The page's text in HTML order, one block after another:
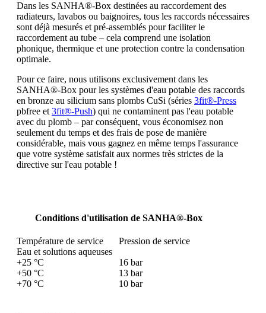
Dans les SANHA®-Box destinées au raccordement des
radiateurs, lavabos ou baignoires, tous les raccords nécessaires
sont déjà mesurés et pré-assemblés pour faciliter le
raccordement au tube – cela comprend une isolation
phonique, thermique et une protection contre la condensation
optimale.
Pour ce faire, nous utilisons exclusivement dans les
SANHA®-Box pour les systèmes d'eau potable des raccords
en bronze au silicium sans plombs CuSi (séries 3fit®-Press
pbfree et3fit®-Push) qui ne contaminent pas l'eau potable
avec du plomb – par conséquent, vous économisez non
seulement du temps et des frais de pose de manière
considérable, mais vous gagnez en même temps l'assurance
que votre système satisfait aux normes très strictes de la
directive sur l'eau potable !
Conditions d'utilisation de SANHA®-Box
Température de service
Pression de service
Eau et solutions aqueuses
+25 °C
16 bar
+50 °C
13 bar
+70 °C
10 bar